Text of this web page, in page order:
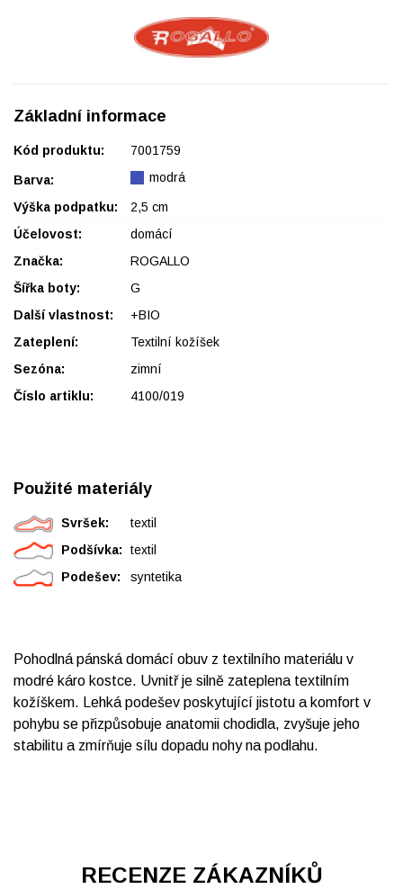
Základní informace
Kód produktu: 7001759
Barva: modrá
Výška podpatku:
2,5 cm
Účelovost:
domácí
Značka:
ROGALLO
Šířka boty:
G
Další vlastnost:
+BIO
Zateplení:
Textilní kožíšek
Sezóna:
zimní
Číslo artiklu:
4100/019
Použité materiály
Svršek:
textil
Podšívka:
textil
Podešev:
syntetika
Pohodlná pánská domácí obuv z textilního materiálu v
modré káro kostce. Uvnitř je silně zateplena textilním
kožíškem. Lehká podešev poskytující jistotu a komfort v
pohybu se přizpůsobuje anatomii chodidla, zvyšuje jeho
stabilitu a zmírňuje sílu dopadu nohy na podlahu.
RECENZE ZÁKAZNÍKŮ